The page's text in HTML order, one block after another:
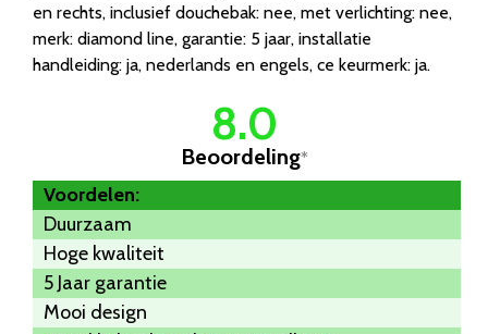
en rechts, inclusief douchebak: nee, met verlichting: nee,
merk: diamond line, garantie: 5 jaar, installatie
handleiding: ja, nederlands en engels, ce keurmerk: ja.
8.0
Beoordeling*
Voordelen:
Duurzaam
Hoge kwaliteit
5 Jaar garantie
Mooi design